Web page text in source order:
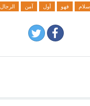
فهو أول آمن الرجال